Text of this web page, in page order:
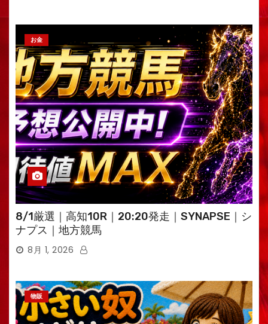
お金
8/1厳選｜高知10R｜20:20発走｜SYNAPSE｜シ
ナプス｜地方競馬
8月 1, 2026
物販